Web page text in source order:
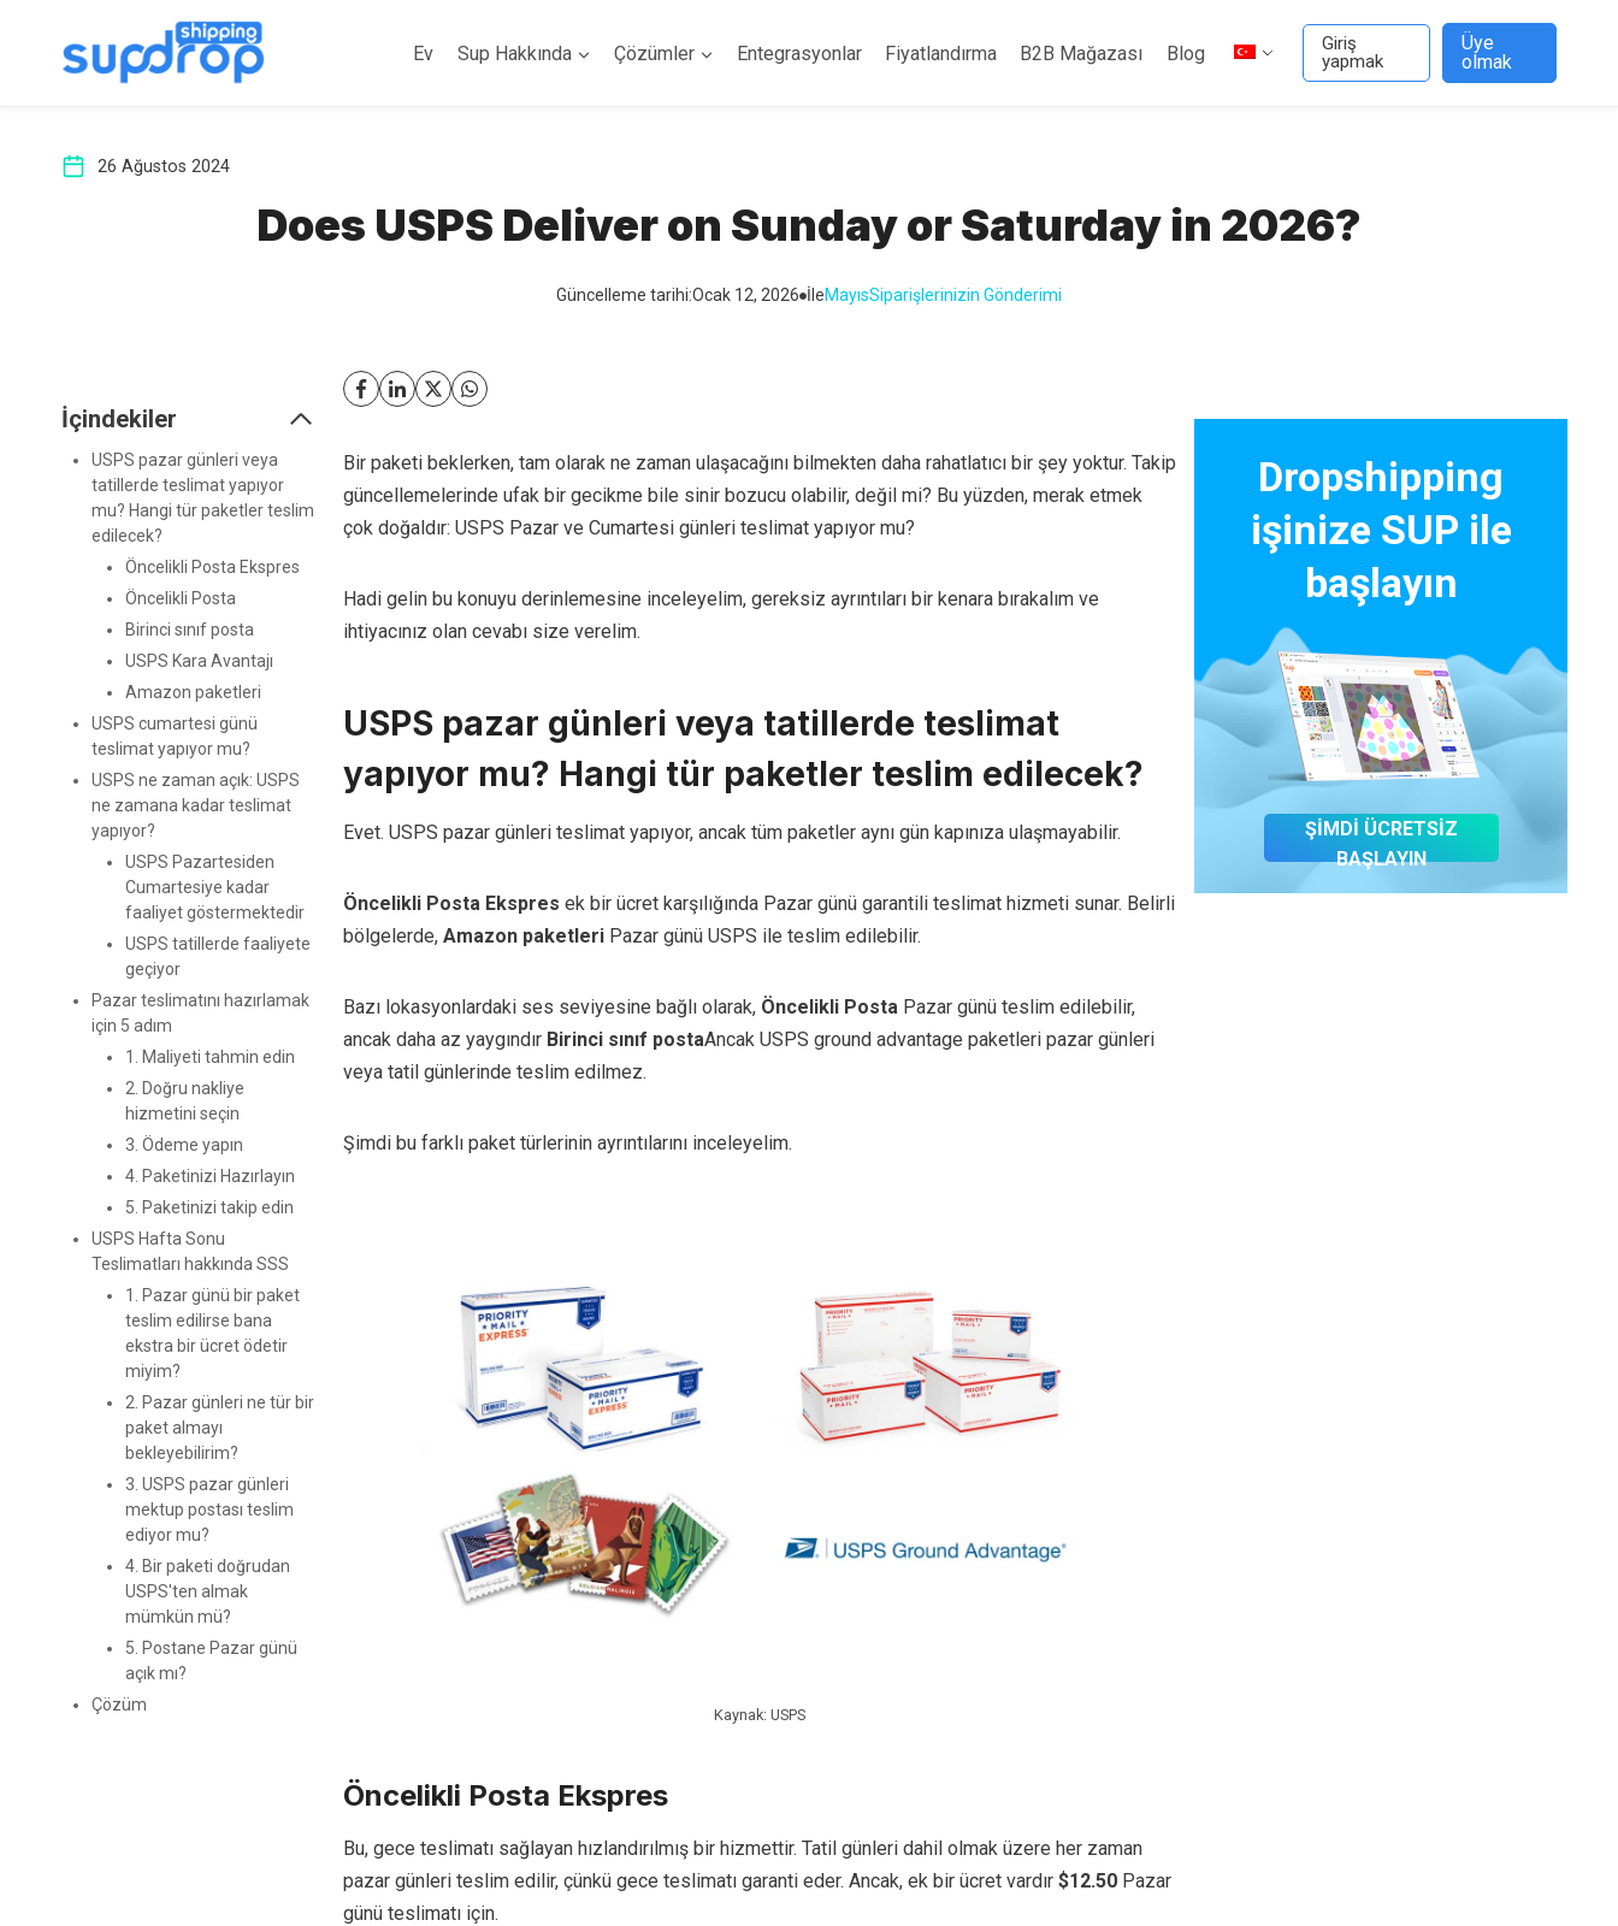
Ev Sup Hakkında Çözümler Entegrasyonlar Fiyatlandırma B2B Mağazası Blog
Giriş
yapmak
Üye
olmak
26 Ağustos 2024
Does USPS Deliver on Sunday or Saturday in 2026?
Güncelleme tarihi:Ocak 12, 2026 İleMayısSiparişlerinizin Gönderimi
İçindekiler
USPS pazar günleri veya
tatillerde teslimat yapıyor
mu? Hangi tür paketler teslim
edilecek?
Öncelikli Posta Ekspres
Öncelikli Posta
Birinci sınıf posta
USPS Kara Avantajı
Amazon paketleri
USPS cumartesi günü
teslimat yapıyor mu?
USPS ne zaman açık: USPS
ne zamana kadar teslimat
yapıyor?
USPS Pazartesiden
Cumartesiye kadar
faaliyet göstermektedir
USPS tatillerde faaliyete
geçiyor
Pazar teslimatını hazırlamak
için 5 adım
1. Maliyeti tahmin edin
2. Doğru nakliye
hizmetini seçin
3. Ödeme yapın
4. Paketinizi Hazırlayın
5. Paketinizi takip edin
USPS Hafta Sonu
Teslimatları hakkında SSS
1. Pazar günü bir paket
teslim edilirse bana
ekstra bir ücret ödetir
miyim?
2. Pazar günleri ne tür bir
paket almayı
bekleyebilirim?
3. USPS pazar günleri
mektup postası teslim
ediyor mu?
4. Bir paketi doğrudan
USPS'ten almak
mümkün mü?
5. Postane Pazar günü
açık mı?
Çözüm
Bir paketi beklerken, tam olarak ne zaman ulaşacağını bilmekten daha rahatlatıcı bir şey yoktur. Takip
güncellemelerinde ufak bir gecikme bile sinir bozucu olabilir, değil mi? Bu yüzden, merak etmek
çok doğaldır: USPS Pazar ve Cumartesi günleri teslimat yapıyor mu?
Hadi gelin bu konuyu derinlemesine inceleyelim, gereksiz ayrıntıları bir kenara bırakalım ve
ihtiyacınız olan cevabı size verelim.
USPS pazar günleri veya tatillerde teslimat
yapıyor mu? Hangi tür paketler teslim edilecek?
Evet. USPS pazar günleri teslimat yapıyor, ancak tüm paketler aynı gün kapınıza ulaşmayabilir.
Öncelikli Posta Ekspres ek bir ücret karşılığında Pazar günü garantili teslimat hizmeti sunar. Belirli
bölgelerde, Amazon paketleriPazar günü USPS ile teslim edilebilir.
Bazı lokasyonlardaki ses seviyesine bağlı olarak, Öncelikli Posta Pazar günü teslim edilebilir,
ancak daha az yaygındır Birinci sınıf postaAncak USPS ground advantage paketleri pazar günleri
veya tatil günlerinde teslim edilmez.
Şimdi bu farklı paket türlerinin ayrıntılarını inceleyelim.
Kaynak: USPS
Öncelikli Posta Ekspres
Bu, gece teslimatı sağlayan hızlandırılmış bir hizmettir. Tatil günleri dahil olmak üzere her zaman
pazar günleri teslim edilir, çünkü gece teslimatı garanti eder. Ancak, ek bir ücret vardır $12.50Pazar
günü teslimatı için.
Dropshipping
işinize SUP ile
başlayın
ŞİMDİ ÜCRETSİZ
BAŞLAYIN